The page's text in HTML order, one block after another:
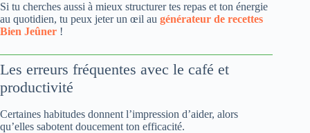
Si tu cherches aussi à mieux structurer tes repas et ton énergie
au quotidien, tu peux jeter un œil au générateur de recettes
Bien Jeûner !
Les erreurs fréquentes avec le café et
productivité
Certaines habitudes donnent l’impression d’aider, alors
qu’elles sabotent doucement ton efficacité.